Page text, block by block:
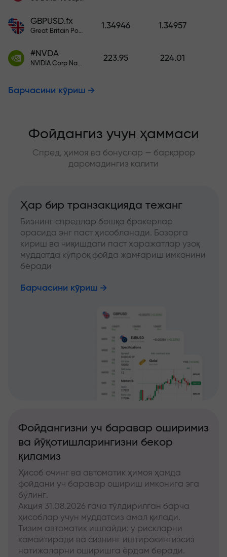
GBPUSD.fx
Great Britain Pound vs US Dollar
1.34946 1.34957
#NVDA
NVIDIA Corp Nasdaq Stock Exchange (Nasdaq) USD
223.95 224.01
Барчасини кўриш
Фойдангиз учун ҳаммаси
Спред, ҳимоя ва бонуслар — барқарор
даромадингиз калити
Ҳар бир транзакцияда тежанг
Бизнинг спредлар бошқа брокерлар
орасида энг паст ҳисобланади. Бозорга
кириш ва чиқишдаги паст харажатлар узоқ
муддатда кўпроқ фойда жамғариш имконини
беради
Барчасини кўриш
Фойдангизни уч баравар оширимиз
ва йўқотишларингизни бекор
қиламиз
Ҳисоб очинг ва автоматик ҳимоя ҳамда
фойдани уч баравар ошириш имконига эга
бўлинг.
Акция 31.08.2026 гача тўлдирилган барча
ҳисоблар учун муддатсиз амал қилади.
Тизим автоматик ишлайди: у рискларни
камайтиради ва сизнинг иштирокингизсиз
натижаларни оширишга ёрдам беради.